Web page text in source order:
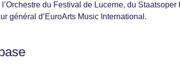
du Festival de Lucerne, du Staatsoper
général d’EuroArts Music International.